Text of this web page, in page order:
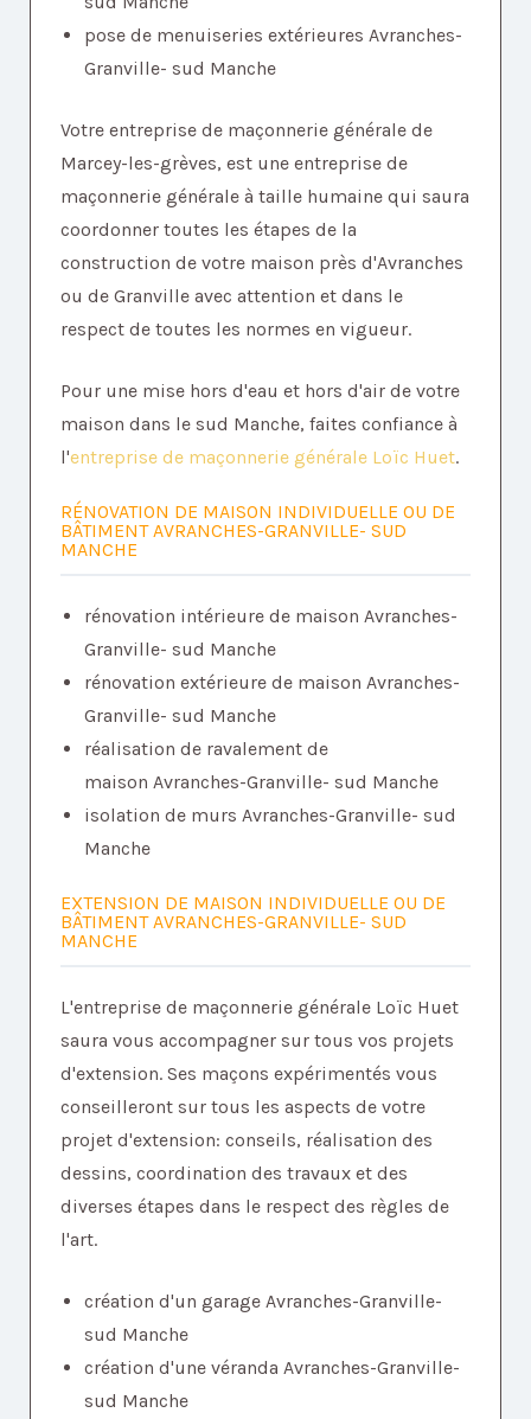
pose de menuiseries extérieures Avranches-
Granville- sud Manche
Votre entreprise de maçonnerie générale de
Marcey-les-grèves, est une entreprise de
maçonnerie générale à taille humaine qui saura
coordonner toutes les étapes de la
construction de votre maison près d'Avranches
ou de Granville avec attention et dans le
respect de toutes les normes en vigueur.
Pour une mise hors d'eau et hors d'air de votre
maison dans le sud Manche, faites confiance à
l'entreprise de maçonnerie générale Loïc Huet.
RÉNOVATION DE MAISON INDIVIDUELLE OU DE
BÂTIMENT AVRANCHES-GRANVILLE- SUD
MANCHE
rénovation intérieure de maison Avranches-
Granville- sud Manche
rénovation extérieure de maison Avranches-
Granville- sud Manche
réalisation de ravalement de
maison Avranches-Granville- sud Manche
isolation de murs Avranches-Granville- sud
Manche
EXTENSION DE MAISON INDIVIDUELLE OU DE
BÂTIMENT AVRANCHES-GRANVILLE- SUD
MANCHE
L'entreprise de maçonnerie générale Loïc Huet
saura vous accompagner sur tous vos projets
d'extension. Ses maçons expérimentés vous
conseilleront sur tous les aspects de votre
projet d'extension: conseils, réalisation des
dessins, coordination des travaux et des
diverses étapes dans le respect des règles de
l'art.
création d'un garage Avranches-Granville-
sud Manche
création d'une véranda Avranches-Granville-
sud Manche